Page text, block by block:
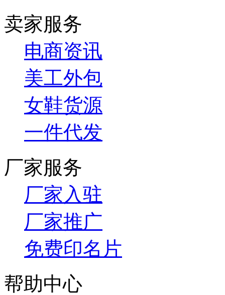
卖家服务
电商资讯
美工外包
女鞋货源
一件代发
厂家服务
厂家入驻
厂家推广
免费印名片
帮助中心